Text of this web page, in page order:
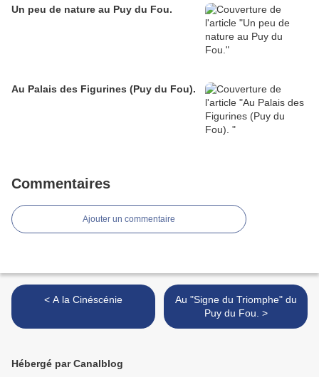
Un peu de nature au Puy du Fou.
Au Palais des Figurines (Puy du Fou).
Commentaires
Ajouter un commentaire
< A la Cinéscénie
Au "Signe du Triomphe" du
Puy du Fou. >
Hébergé par Canalblog